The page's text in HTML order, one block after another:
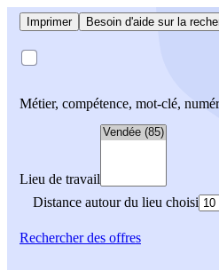
Imprimer Besoin d'aide sur la
Métier, compétence, mot-clé,
Lieu de travail
Distance autour du lieu choisi
Rechercherdes offres